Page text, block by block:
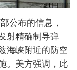
公布的信息，
射精确制导弹
海峡附近的防空
。美方强调，此